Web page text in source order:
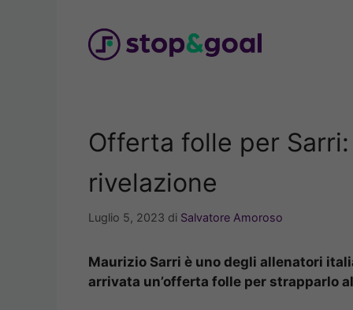
Offerta folle per
rivelazione
Luglio 5, 2023 di Salvatore Amoroso
Maurizio Sarri è uno degli allenatori
arrivata un’offerta folle per strapparlo